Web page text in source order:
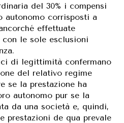
del 30% i compensi
autonomo corrisposti a
effettuate
con le sole esclusioni
di legittimità confermano
del relativo regime
se la prestazione ha
autonomo pur se la
da una società e, quindi,
prestazioni de qua prevale